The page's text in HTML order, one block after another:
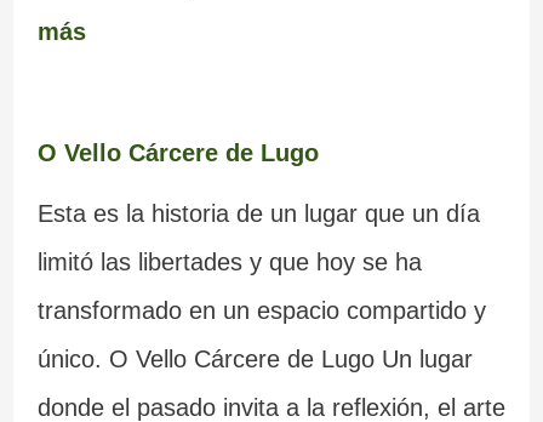
más
O Vello Cárcere de Lugo
Esta es la historia de un lugar que un día
limitó las libertades y que hoy se ha
transformado en un espacio compartido y
único. O Vello Cárcere de Lugo Un lugar
donde el pasado invita a la reflexión, el arte